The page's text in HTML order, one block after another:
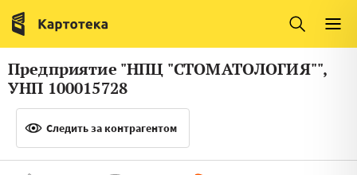
Италия
Люксембург
Литва
Латвия
Словения
Предприятие "НПЦ "СТОМАТОЛОГИЯ"",
УНП 100015728
Следить за контрагентом